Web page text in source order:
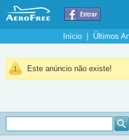
Início| Últimos
Este anúncio não existe!